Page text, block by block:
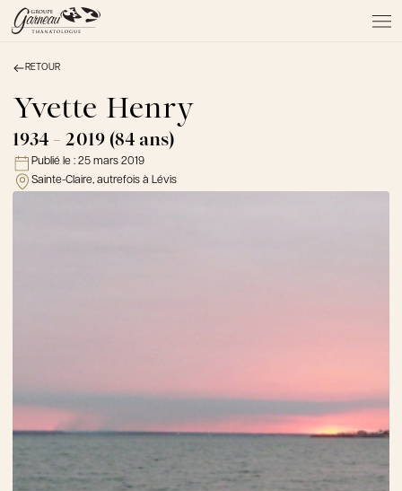
À PROPOS
NOS SERVICES
NOS PRODUITS
NOTRE ÉQUIPE
NOS SALONS
AVIS DE DÉCÈS
RETOUR
Yvette Henry
1934 - 2019 (84 ans)
Publié le : 25 mars 2019
Sainte-Claire, autrefois à Lévis